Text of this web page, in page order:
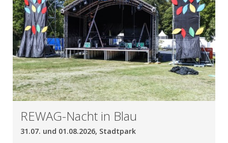
REWAG-Nacht in Blau
31.07. und 01.08.2026, Stadtpark